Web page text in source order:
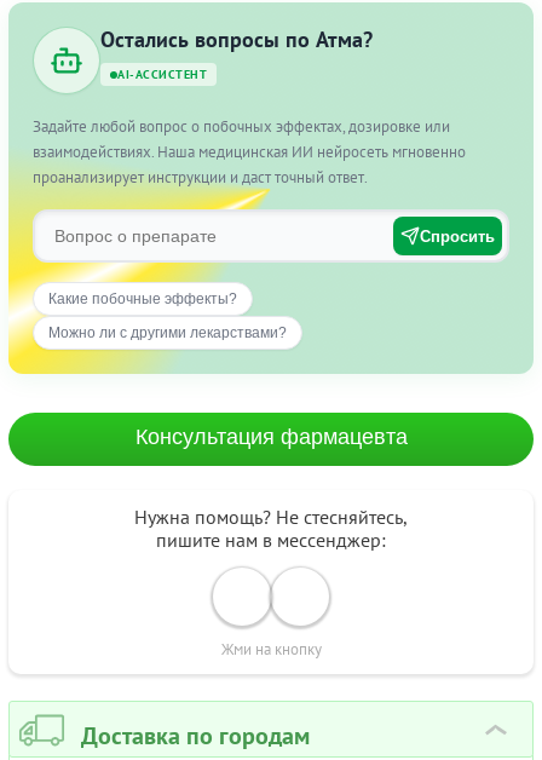
Остались вопросы по Атма?
AI-АССИСТЕНТ
Задайте любой вопрос о побочных эффектах, дозировке или
взаимодействиях. Наша медицинская ИИ нейросеть мгновенно
проанализирует инструкции и даст точный ответ.
Спросить
Какие побочные эффекты?
Можно ли с другими лекарствами?
Консультация фармацевта
Нужна помощь? Не стесняйтесь,
пишите нам в мессенджер:
Жми на кнопку
Доставка по городам ›